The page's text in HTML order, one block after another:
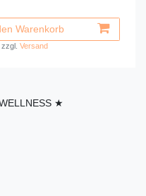
Warenkorb
zzgl.Versand
★